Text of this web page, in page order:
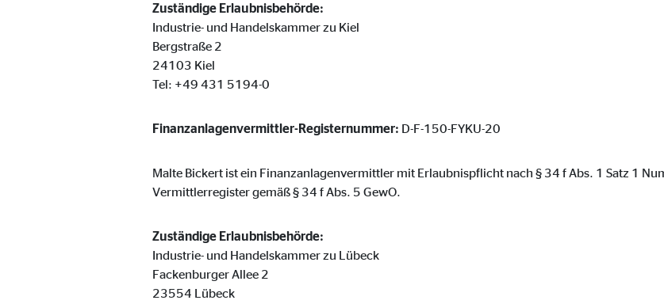
Zuständige Erlaubnisbehörde:
Industrie- und Handelskammer zu Kiel
Bergstraße 2
24103 Kiel
Tel: +49 431 5194-0
Finanzanlagenvermittler-Registernummer: D-F-150-FYKU-20
Malte Bickert ist ein Finanzanlagenvermittler mit Erlaubnispflicht nach § 34 f Abs. 1 Satz 1
Vermittlerregister gemäß § 34 f Abs. 5 GewO.
Zuständige Erlaubnisbehörde:
Industrie- und Handelskammer zu Lübeck
Fackenburger Allee 2
23554 Lübeck
Einverständnis Cookie | Empfänger: OVB
Anbieter: mindshape
Cookie Laufzeit: 1 Jahr
Statistik Cookies
Statistik Cookies erfassen Informationen anonym. Diese Informationen helfen uns zu verstehen, wie unsere Besucher